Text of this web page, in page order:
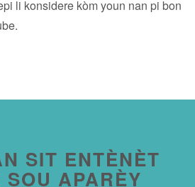
li konsidere kòm youn nan pi bon
SIT ENTÈNÈT
APARÈY